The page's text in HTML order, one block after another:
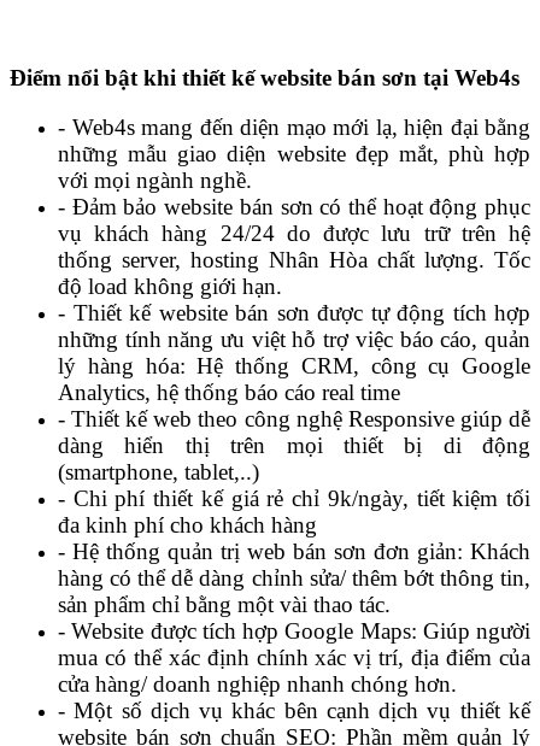
Điểm nổi bật khi thiết kế website bán sơn tại Web4s
- Web4s mang đến diện mạo mới lạ, hiện đại bằng
những mẫu giao diện website đẹp mắt, phù hợp
với mọi ngành nghề.
- Đảm bảo website bán sơn có thể hoạt động phục
vụ khách hàng 24/24 do được lưu trữ trên hệ
thống server, hosting Nhân Hòa chất lượng. Tốc
độ load không giới hạn.
- Thiết kế website bán sơn được tự động tích hợp
những tính năng ưu việt hỗ trợ việc báo cáo, quản
lý hàng hóa: Hệ thống CRM, công cụ Google
Analytics, hệ thống báo cáo real time
- Thiết kế web theo công nghệ Responsive giúp dễ
dàng hiển thị trên mọi thiết bị di động
(smartphone, tablet,..)
- Chi phí thiết kế giá rẻ chỉ 9k/ngày, tiết kiệm tối
đa kinh phí cho khách hàng
- Hệ thống quản trị web bán sơn đơn giản: Khách
hàng có thể dễ dàng chỉnh sửa/ thêm bớt thông tin,
sản phẩm chỉ bằng một vài thao tác.
- Website được tích hợp Google Maps: Giúp người
mua có thể xác định chính xác vị trí, địa điểm của
cửa hàng/ doanh nghiệp nhanh chóng hơn.
- Một số dịch vụ khác bên cạnh dịch vụ thiết kế
website bán sơn chuẩn SEO: Phần mềm quản lý